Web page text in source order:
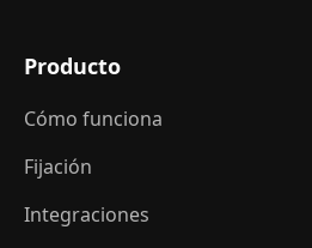
Producto
Cómo funciona
Fijación
Integraciones